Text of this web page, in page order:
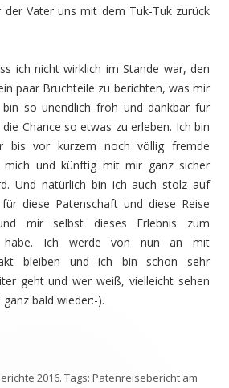
der Vater uns mit dem Tuk-Tuk zurück
ich nicht wirklich im Stande war, den
paar Bruchteile zu berichten, was mir
so unendlich froh und dankbar für
Chance so etwas zu erleben. Ich bin
bis vor kurzem noch völlig fremde
mich und künftig mit mir ganz sicher
Und natürlich bin ich auch stolz auf
diese Patenschaft und diese Reise
mir selbst dieses Erlebnis zum
habe. Ich werde von nun an mit
bleiben und ich bin schon sehr
geht und wer weiß, vielleicht sehen
bald wieder:-).
2016. Tags: Patenreisebericht am